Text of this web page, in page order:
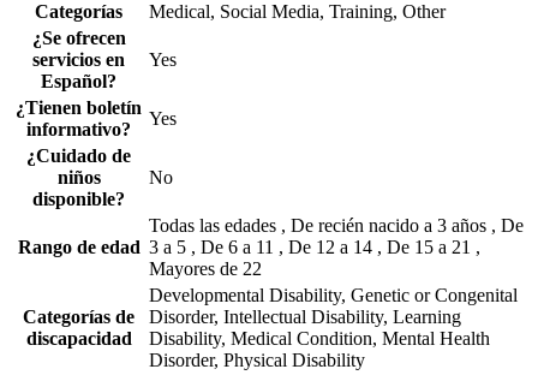
Categorías
Medical, Social Media, Training, Other
¿Se ofrecen
servicios en
Español?
Yes
¿Tienen boletín
informativo?
Yes
¿Cuidado de
niños
disponible?
No
Rango de edad
Todas las edades , De recién nacido a 3 años , De
3 a 5 , De 6 a 11 , De 12 a 14 , De 15 a 21 ,
Mayores de 22
Categorías de
discapacidad
Developmental Disability, Genetic or Congenital
Disorder, Intellectual Disability, Learning
Disability, Medical Condition, Mental Health
Disorder, Physical Disability